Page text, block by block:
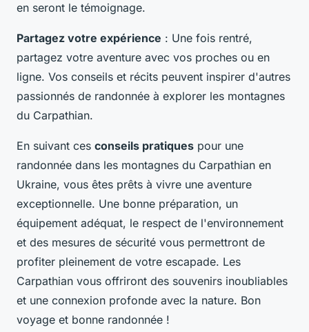
en seront le témoignage.
Partagez votre expérience : Une fois rentré,
partagez votre aventure avec vos proches ou en
ligne. Vos conseils et récits peuvent inspirer d'autres
passionnés de randonnée à explorer les montagnes
du Carpathian.
En suivant ces conseils pratiques pour une
randonnée dans les montagnes du Carpathian en
Ukraine, vous êtes prêts à vivre une aventure
exceptionnelle. Une bonne préparation, un
équipement adéquat, le respect de l'environnement
et des mesures de sécurité vous permettront de
profiter pleinement de votre escapade. Les
Carpathian vous offriront des souvenirs inoubliables
et une connexion profonde avec la nature. Bon
voyage et bonne randonnée !